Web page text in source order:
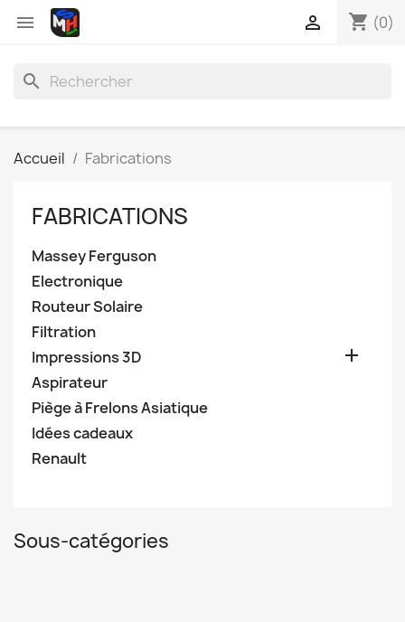
 shopping_cart (0)

search
Accueil Fabrications
FABRICATIONS
Massey Ferguson
Electronique
Routeur Solaire
Filtration
Impressions 3D

Aspirateur
Piège à Frelons Asiatique
Idées cadeaux
Renault
Sous-catégories